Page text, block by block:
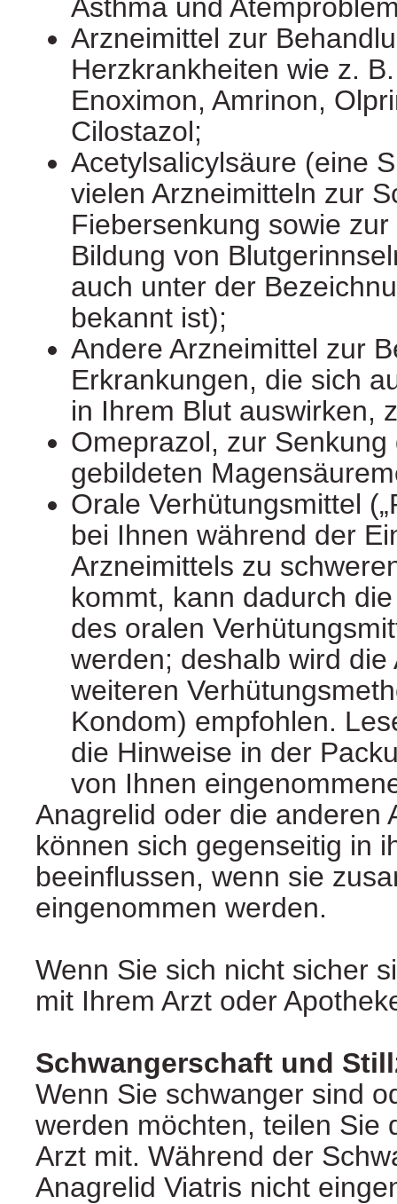
Asthma und
Arzneimittel zur
Herzkrankheiten wie z.
Enoximon, Amrinon,
Cilostazol;
Acetylsalicylsäure (eine
vielen Arzneimitteln zur
Fiebersenkung sowie
Bildung von
auch unter der
bekannt ist);
Andere Arzneimittel zur
Erkrankungen, die sich
in Ihrem Blut auswirken,
Omeprazol, zur
gebildeten
Orale Verhütungsmittel
bei Ihnen während der
Arzneimittels zu
kommt, kann dadurch
des oralen
werden; deshalb wird
weiteren
Kondom) empfohlen.
die Hinweise in der
von Ihnen
Anagrelid oder die anderen
können sich gegenseitig in
beeinflussen, wenn sie
eingenommen werden.
Wenn Sie sich nicht sicher
mit Ihrem Arzt oder
Schwangerschaft und
Wenn Sie schwanger sind
werden möchten, teilen Sie
Arzt mit. Während der
Anagrelid Viatris nicht